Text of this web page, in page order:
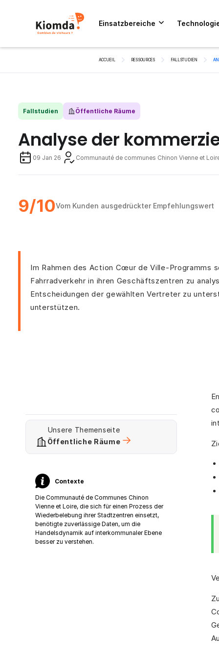
Einsatzbereiche
ACCUEIL RESSOURCES FALLSTUDIEN
Fallstudien Öffentliche Räume
Analyse der
09 Jan 26 Communauté de communes Chinon Vienne et
9/10Vom Kunden ausgedrückter Empfehlungswert
Im Rahmen des Action Cœur de Ville-Programms
Fahrradverkehr in ihren Geschäftszentren zu
Entscheidungen der gewählten Vertreter zu
unterstützen.
Unsere Themenseite
Öffentliche Räume
Contexte
Die Communauté de Communes Chinon
Vienne et Loire, die sich für einen Prozess der
Wiederbelebung ihrer Stadtzentren einsetzt,
benötigte zuverlässige Daten, um die
Handelsdynamik auf interkommunaler Ebene
besser zu verstehen.